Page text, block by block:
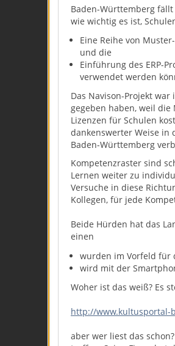
Baden-Württemberg
wie wichtig es ist,
Eine Reihe von
und die
Einführung des ERP-
verwendet werden
Das Navison-Projekt
gegeben haben, weil
Lizenzen für Schulen
dankenswerter Weise in
Baden-Württemberg
Kompetenzraster sind
Lernen weiter zu
Versuche in diese
Kollegen, für jede
Beide Hürden hat das
einen
wurden im Vorfeld für
wird mit der
Woher ist das weiß? Es
http://www.kultusportal-
aber wer liest das